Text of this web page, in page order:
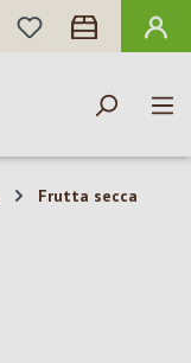
HAI 0 ARTICOLI
Frutta secca